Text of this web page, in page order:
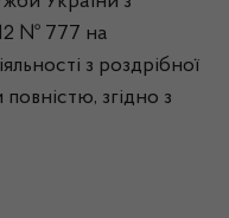
№ 777 на
з роздрібної
згідно з